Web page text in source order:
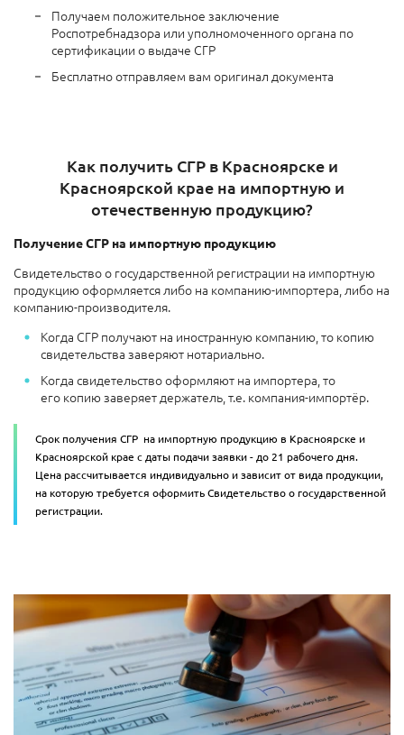
Получаем положительное заключение
Роспотребнадзора или уполномоченного органа по
сертификации о выдаче СГР
Бесплатно отправляем вам оригинал документа
Как получить СГР в Красноярске и
Красноярской крае на импортную и
отечественную продукцию?
Получение СГР на импортную продукцию
Свидетельство о государственной регистрации на импортную
продукцию оформляется либо на компанию-импортера, либо на
компанию-производителя.
Когда СГР получают на иностранную компанию, то копию
свидетельства заверяют нотариально.
Когда свидетельство оформляют на импортера, то
его копию заверяет держатель, т.е. компания-импортёр.
Срок получения СГР на импортную продукцию в Красноярске и
Красноярской крае с даты подачи заявки - до 21 рабочего дня.
Цена рассчитывается индивидуально и зависит от вида продукции,
на которую требуется оформить Свидетельство о государственной
регистрации.